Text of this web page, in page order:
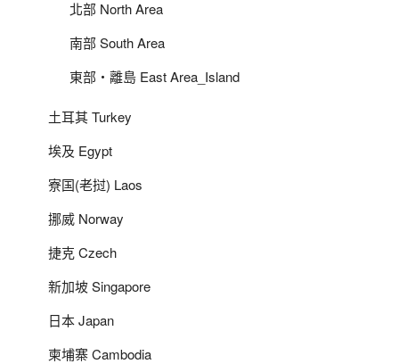
北部 North Area
南部 South Area
東部‧離島 East Area_Island
土耳其 Turkey
埃及 Egypt
寮国(老挝) Laos
挪威 Norway
捷克 Czech
新加坡 Singapore
日本 Japan
柬埔寨 Cambodia